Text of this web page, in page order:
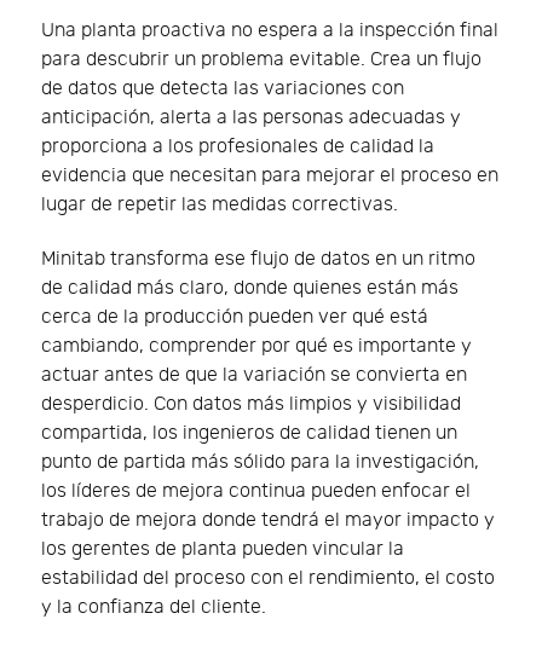
Una planta proactiva no espera a la inspección final
para descubrir un problema evitable. Crea un flujo
de datos que detecta las variaciones con
anticipación, alerta a las personas adecuadas y
proporciona a los profesionales de calidad la
evidencia que necesitan para mejorar el proceso en
lugar de repetir las medidas correctivas.
Minitab transforma ese flujo de datos en un ritmo
de calidad más claro, donde quienes están más
cerca de la producción pueden ver qué está
cambiando, comprender por qué es importante y
actuar antes de que la variación se convierta en
desperdicio. Con datos más limpios y visibilidad
compartida, los ingenieros de calidad tienen un
punto de partida más sólido para la investigación,
los líderes de mejora continua pueden enfocar el
trabajo de mejora donde tendrá el mayor impacto y
los gerentes de planta pueden vincular la
estabilidad del proceso con el rendimiento, el costo
y la confianza del cliente.